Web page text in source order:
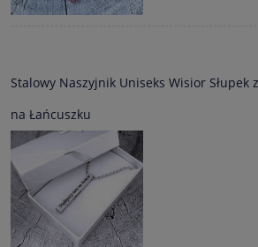
Stalowy Naszyjnik Uniseks Wisior Słupek
na Łańcuszku